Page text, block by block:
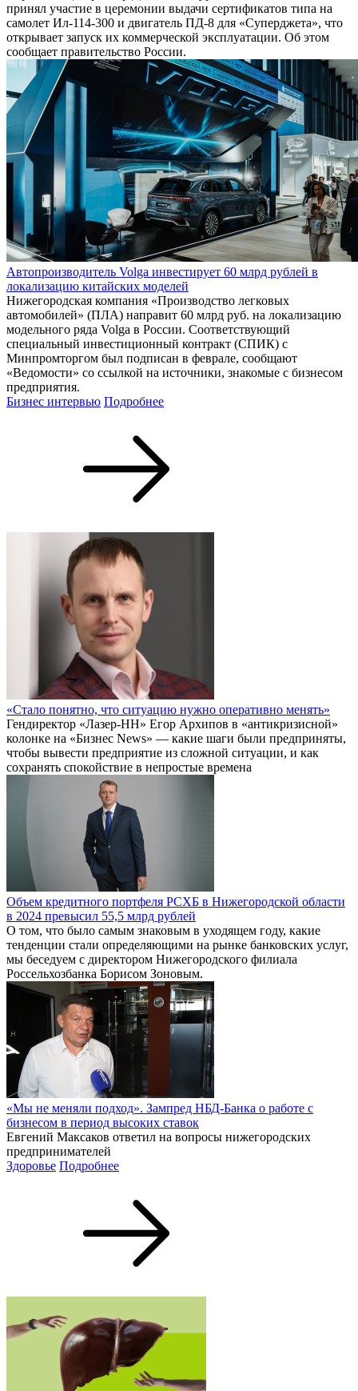
принял участие в церемонии выдачи сертификатов типа на
самолет Ил-114-300 и двигатель ПД-8 для «Суперджета», что
открывает запуск их коммерческой эксплуатации. Об этом
сообщает правительство России.
Автопроизводитель Volga инвестирует 60 млрд рублей в
локализацию китайских моделей
Нижегородская компания «Производство легковых
автомобилей» (ПЛА) направит 60 млрд руб. на локализацию
модельного ряда Volga в России. Соответствующий
специальный инвестиционный контракт (СПИК) с
Минпромторгом был подписан в феврале, сообщают
«Ведомости» со ссылкой на источники, знакомые с бизнесом
предприятия.
Бизнес интервью Подробнее
«Стало понятно, что ситуацию нужно оперативно менять»
Гендиректор «Лазер-НН» Егор Архипов в «антикризисной»
колонке на «Бизнес News» — какие шаги были предприняты,
чтобы вывести предприятие из сложной ситуации, и как
сохранять спокойствие в непростые времена
Объем кредитного портфеля РСХБ в Нижегородской области
в 2024 превысил 55,5 млрд рублей
О том, что было самым знаковым в уходящем году, какие
тенденции стали определяющими на рынке банковских услуг,
мы беседуем с директором Нижегородского филиала
Россельхозбанка Борисом Зоновым.
«Мы не меняли подход». Зампред НБД-Банка о работе с
бизнесом в период высоких ставок
Евгений Максаков ответил на вопросы нижегородских
предпринимателей
Здоровье Подробнее